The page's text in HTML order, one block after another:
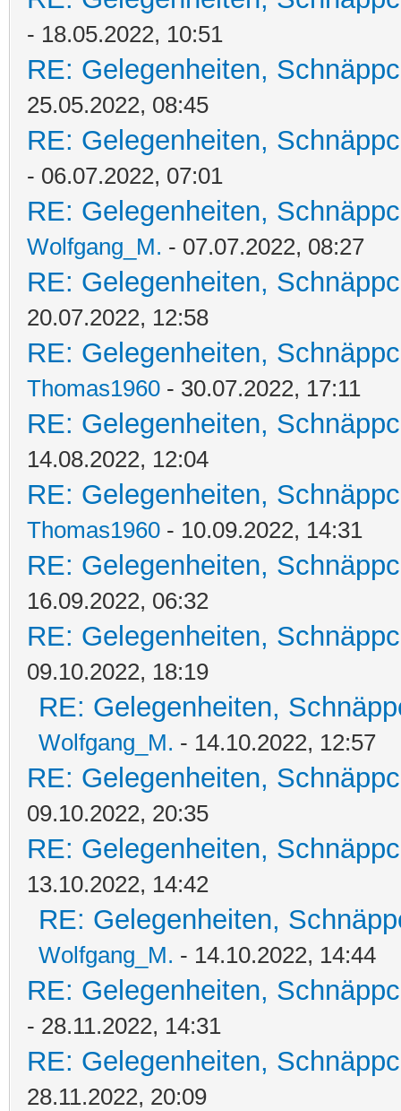
- 18.05.2022, 10:51
RE: Gelegenheiten,
25.05.2022, 08:45
RE: Gelegenheiten,
- 06.07.2022, 07:01
RE: Gelegenheiten,
Wolfgang_M. - 07.07.2022, 08:27
RE: Gelegenheiten,
20.07.2022, 12:58
RE: Gelegenheiten,
Thomas1960 - 30.07.2022, 17:11
RE: Gelegenheiten,
14.08.2022, 12:04
RE: Gelegenheiten,
Thomas1960 - 10.09.2022, 14:31
RE: Gelegenheiten,
16.09.2022, 06:32
RE: Gelegenheiten,
09.10.2022, 18:19
RE: Gelegenheiten,
Wolfgang_M. - 14.10.2022, 12:57
RE: Gelegenheiten,
09.10.2022, 20:35
RE: Gelegenheiten,
13.10.2022, 14:42
RE: Gelegenheiten,
Wolfgang_M. - 14.10.2022, 14:44
RE: Gelegenheiten,
- 28.11.2022, 14:31
RE: Gelegenheiten,
28.11.2022, 20:09